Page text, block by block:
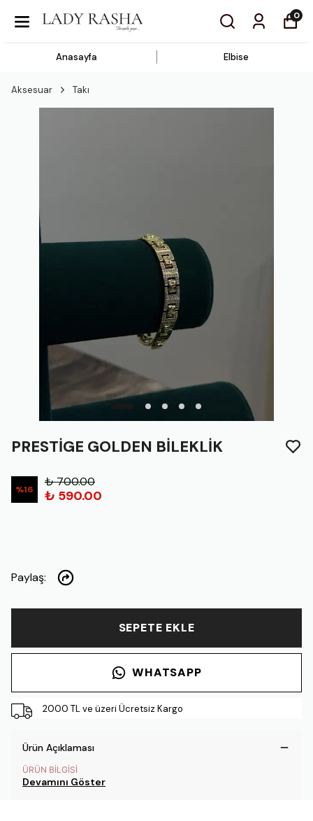
0
Anasayfa Elbise
Aksesuar Takı
PRESTİGE GOLDEN BİLEKLİK
%16
₺ 700.00
₺ 590.00
Paylaş:
SEPETE EKLE
WHATSAPP
2000 TL ve üzeri Ücretsiz Kargo
Ürün Açıklaması
ÜRÜN BİLGİSİ
Devamını Göster